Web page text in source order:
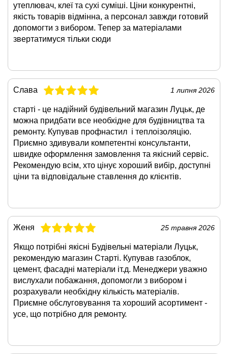
утеплювач, клеї та сухі суміші. Ціни конкурентні,
якість товарів відмінна, а персонал завжди готовий
допомогти з вибором. Тепер за матеріалами
звертатимуся тільки сюди
Слава 1 липня 2026
старті - це надійний будівельний магазин Луцьк, де
можна придбати все необхідне для будівництва та
ремонту. Купував профнастил і теплоізоляцію.
Приємно здивували компетентні консультанти,
швидке оформлення замовлення та якісний сервіс.
Рекомендую всім, хто цінує хороший вибір, доступні
ціни та відповідальне ставлення до клієнтів.
Женя 25 травня 2026
Якщо потрібні якісні Будівельні матеріали Луцьк,
рекомендую магазин Старті. Купував газоблок,
цемент, фасадні матеріали іт.д. Менеджери уважно
вислухали побажання, допомогли з вибором і
розрахували необхідну кількість матеріалів.
Приємне обслуговування та хороший асортимент -
усе, що потрібно для ремонту.